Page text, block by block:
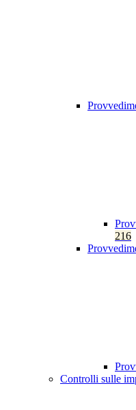
216
Controlli sulle